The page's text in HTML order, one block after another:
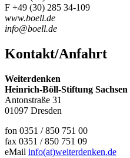
F +49 (30) 285 34-109
www.boell.de
info@boell.de
Kontakt/Anfahrt
Weiterdenken
Heinrich-Böll-Stiftung Sachsen
Antonstraße 31
01097 Dresden
fon 0351 / 850 751 00
fax 0351 / 850 751 09
eMail info(at)weiterdenken.de